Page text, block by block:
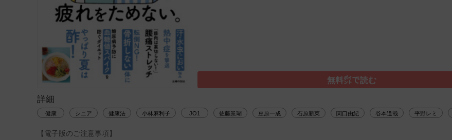
無料㌽で読む
詳細
健康 シニア 健康法 小林麻利子 JO1 佐藤景瑚 豆原一成 石原新菜 関口由紀 谷本道哉 平野レミ
【電子版のご注意事項】